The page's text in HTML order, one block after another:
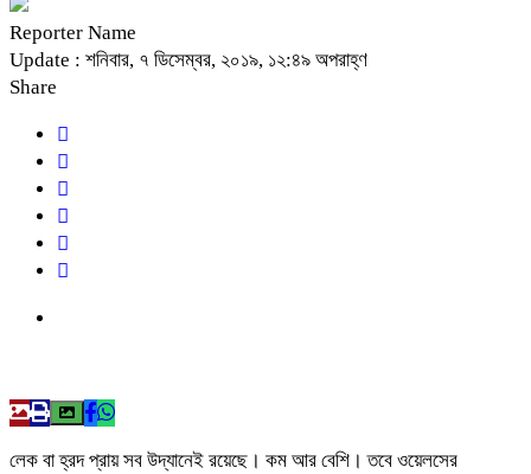
Reporter Name
Update : শনিবার, ৭ ডিসেম্বর, ২০১৯, ১২:৪৯ অপরাহ্ণ
Share
লেক বা হ্রদ প্রায় সব উদ্যানেই রয়েছে। কম আর বেশি। তবে ওয়েলসের